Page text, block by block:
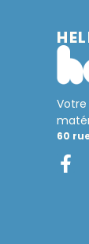
60